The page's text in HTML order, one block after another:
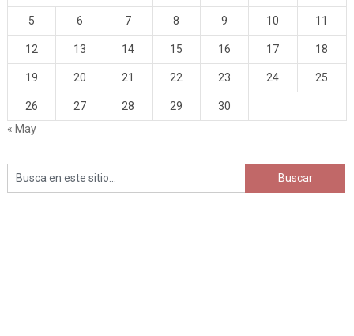
5 6 7 8 9 10 11
12 13 14 15 16 17 18
19 20 21 22 23 24 25
26 27 28 29
30
« May